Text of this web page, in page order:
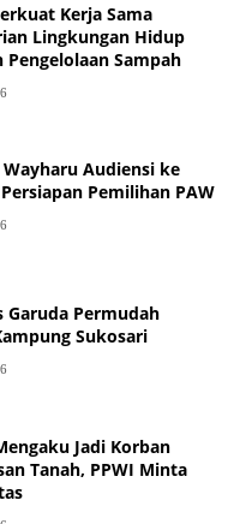
Kerja Sama
Lingkungan Hidup
Sampah
Audiensi ke
Pemilihan PAW
Garuda Permudah
Sukosari
Jadi Korban
Tanah, PPWI Minta